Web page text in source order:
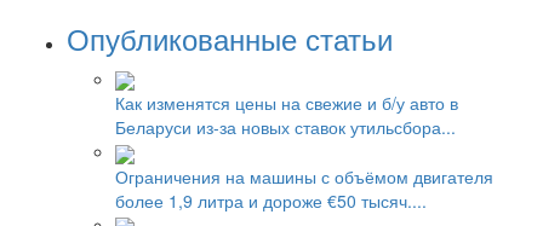
Опубликованные статьи
Как изменятся цены на свежие и б/у авто в
Беларуси из-за новых ставок утильсбора...
Ограничения на машины с объёмом двигателя
более 1,9 литра и дороже €50 тысяч....